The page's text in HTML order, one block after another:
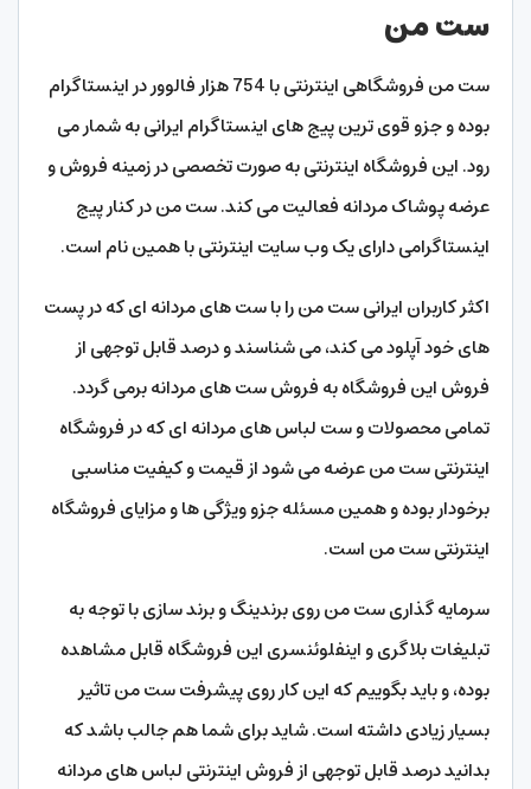
ست من
ست من فروشگاهی اینترنتی با 754 هزار فالوور در اینستاگرام
بوده و جزو قوی ترین پیج های اینستاگرام ایرانی به شمار می
رود. این فروشگاه اینترنتی به صورت تخصصی در زمینه فروش و
عرضه پوشاک مردانه فعالیت می کند. ست من در کنار پیج
اینستاگرامی دارای یک وب سایت اینترنتی با همین نام است.
اکثر کاربران ایرانی ست من را با ست های مردانه ای که در پست
های خود آپلود می کند، می شناسند و درصد قابل توجهی از
فروش این فروشگاه به فروش ست های مردانه برمی گردد.
تمامی محصولات و ست لباس های مردانه ای که در فروشگاه
اینترنتی ست من عرضه می شود از قیمت و کیفیت مناسبی
برخودار بوده و همین مسئله جزو ویژگی ها و مزایای فروشگاه
اینترنتی ست من است.
سرمایه گذاری ست من روی برندینگ و برند سازی با توجه به
تبلیغات بلاگری و اینفلوئنسری این فروشگاه قابل مشاهده
بوده، و باید بگوییم که این کار روی پیشرفت ست من تاثیر
بسیار زیادی داشته است. شاید برای شما هم جالب باشد که
بدانید درصد قابل توجهی از فروش اینترنتی لباس های مردانه